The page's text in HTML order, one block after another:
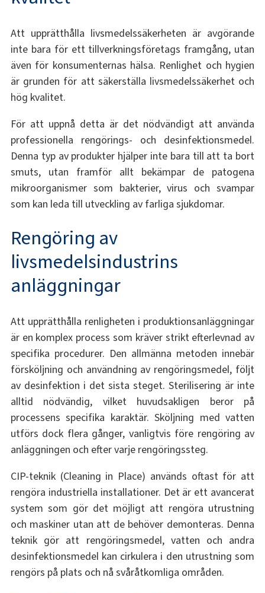
Att upprätthålla livsmedelssäkerheten är avgörande
inte bara för ett tillverkningsföretags framgång, utan
även för konsumenternas hälsa. Renlighet och hygien
är grunden för att säkerställa livsmedelssäkerhet och
hög kvalitet.
För att uppnå detta är det nödvändigt att använda
professionella rengörings- och desinfektionsmedel.
Denna typ av produkter hjälper inte bara till att ta bort
smuts, utan framför allt bekämpar de patogena
mikroorganismer som bakterier, virus och svampar
som kan leda till utveckling av farliga sjukdomar.
Rengöring av
livsmedelsindustrins
anläggningar
Att upprätthålla renligheten i produktionsanläggningar
är en komplex process som kräver strikt efterlevnad av
specifika procedurer. Den allmänna metoden innebär
försköljning och användning av rengöringsmedel, följt
av desinfektion i det sista steget. Sterilisering är inte
alltid nödvändig, vilket huvudsakligen beror på
processens specifika karaktär. Sköljning med vatten
utförs dock flera gånger, vanligtvis före rengöring av
anläggningen och efter varje rengöringssteg.
CIP-teknik (Cleaning in Place) används oftast för att
rengöra industriella installationer. Det är ett avancerat
system som gör det möjligt att rengöra utrustning
och maskiner utan att de behöver demonteras. Denna
teknik gör att rengöringsmedel, vatten och andra
desinfektionsmedel kan cirkulera i den utrustning som
rengörs på plats och nå svåråtkomliga områden.